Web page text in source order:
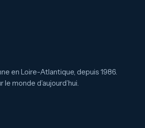
en Loire-Atlantique, depuis 1986.
monde d’aujourd’hui.